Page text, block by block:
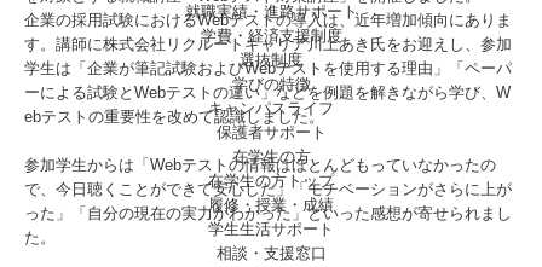
就職実績・進路サポート
学費・経済支援制度
選抜制度
学びの特徴
キャンパスライフ
保護者サポート
在学生の方
在学生の方トップ
履修・授業・成績
学生生活サポート
相談・支援窓口
企業の採用試験におけるWebテストの導入は、近年増加傾向にありま
す。講師に株式会社リクルートキャリア川上あき氏をお迎えし、参加
学生は「企業が筆記試験およびWebテストを使用する理由」「ペーパ
ーによる試験とWebテストの違い」などを例題を解きながら学び、W
ebテストの重要性を改めて認識しました。
参加学生からは「Webテストの情報はほとんどもっていなかったの
で、今日聴くことができて安心した」「モチベーションがさらに上が
った」「自分の現在の実力がわかった」といった感想が寄せられまし
た。